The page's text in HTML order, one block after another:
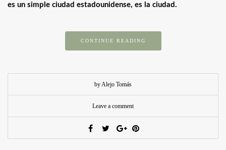
es un simple ciudad estadounidense, es la ciudad.
CONTINUE READING
by Alejo Tomás
Leave a comment